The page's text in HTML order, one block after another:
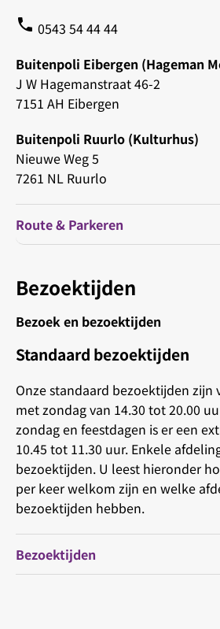
phone 0543 54 44 44
Buitenpoli Eibergen (Hageman
J W Hagemanstraat 46-2
7151 AH Eibergen
Buitenpoli Ruurlo (Kulturhus)
Nieuwe Weg 5
7261 NL Ruurlo
Route & Parkeren
Bezoektijden
Bezoek en bezoektijden
Standaard bezoektijden
Onze standaard bezoektijden zijn
met zondag van 14.30 tot 20.00
zondag en feestdagen is er een
10.45 tot 11.30 uur. Enkele
bezoektijden. U leest hieronder
per keer welkom zijn en welke
bezoektijden hebben.
Bezoektijden